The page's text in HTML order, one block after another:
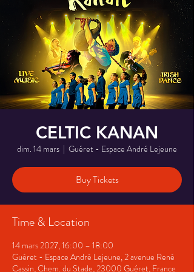
CELTIC KANAN
dim. 14 mars
  |
Guéret - Espace André Lejeune
Buy Tickets
Time & Location
14 mars 2027, 16:00 – 18:00
Guéret - Espace André Lejeune, 2 avenue René
Cassin, Chem. du Stade, 23000 Guéret, France